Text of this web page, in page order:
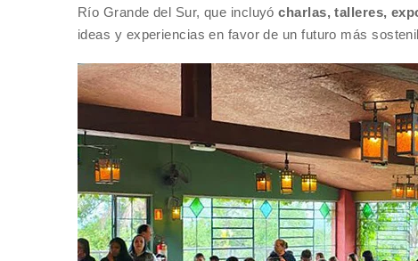
Río Grande del Sur, que incluyócharlas, talleres,
ideas y experiencias en favor de un futuro más